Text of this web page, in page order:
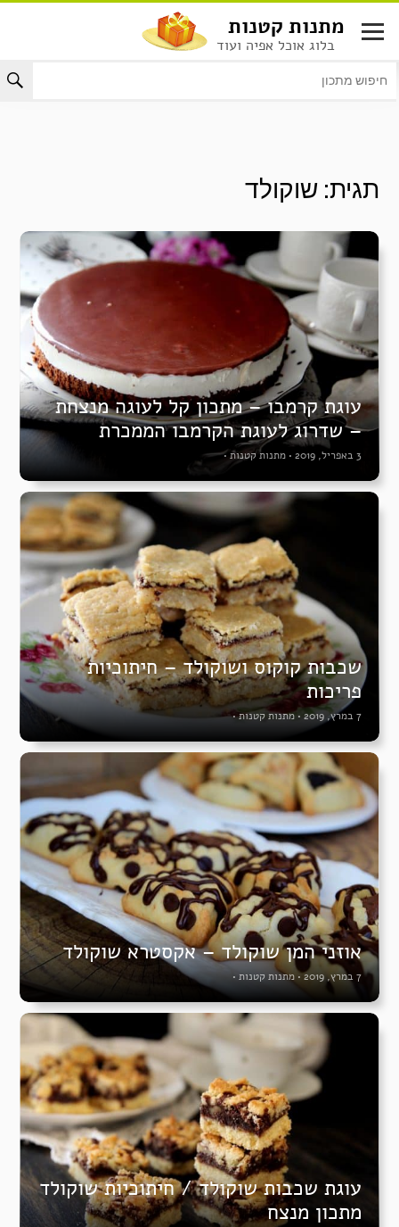
לתוכן
מתנות קטנות
בלוג אוכל אפיה ועוד
תגית:שוקולד
עוגת קרמבו – מתכון קל לעוגה מנצחת
– שדרוג לעוגת הקרמבו הממכרת
3 באפריל, 2019 • מתנות קטנות •
שכבות קוקוס ושוקולד – חיתוכיות
פריכות
7 במרץ, 2019 • מתנות קטנות•
אוזני המן שוקולד – אקסטרא שוקולד
7 במרץ, 2019 • מתנות קטנות •
עוגת שכבות שוקולד / חיתוכיות שוקולד
מתכון מנצח